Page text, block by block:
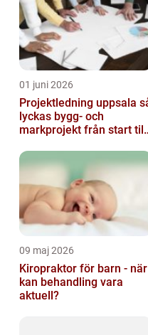
01 juni 2026
Projektledning uppsala så
lyckas bygg- och
markprojekt från start till
09 maj 2026
Kiropraktor för barn - när
kan behandling vara
aktuell?